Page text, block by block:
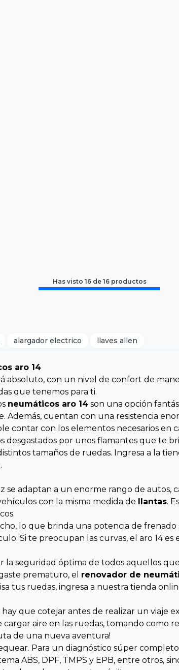
Has visto 16de 16 productos
alargador electrico llaves allen
aro 14
absoluto, con un nivel de confort de
que tenemos para ti.
neumáticos aro 14 son una opción
cuentan con una resistencia
contar con los elementos necesarios
por unos flamantes que te
tamaños de ruedas. Ingresa a la
se adaptan a un enorme rango de autos,
con la misma medida de llantas.
lo que brinda una potencia de
Si te preocupan las curvas, el aro 14
la seguridad óptima de todos aquellos
prematuro, el renovador de
tus ruedas, ingresa a nuestra tienda
que cotejar antes de realizar un viaje
aire en las ruedas, tomando como
de una nueva aventura!
Para un diagnóstico súper
ABS, DPF, TMPS y EPB, entre